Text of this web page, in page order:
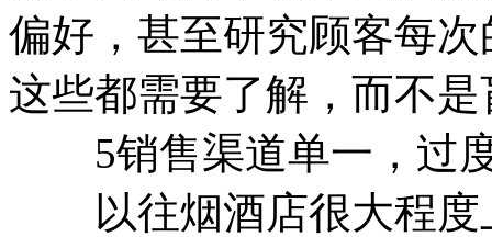
偏好，甚至研究顾客每
这些都需要了解，而不
5销售渠道单一，过
以往烟酒店很大程度